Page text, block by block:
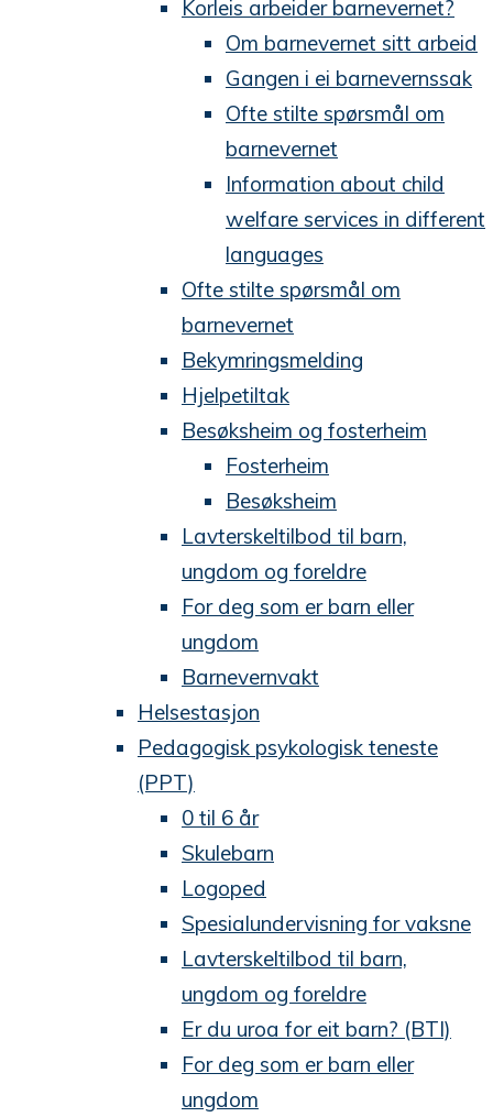
Korleis arbeider barnevernet?
Om barnevernet sitt arbeid
Gangen i ei barnevernssak
Ofte stilte spørsmål om
barnevernet
Information about child
welfare services in different
languages
Ofte stilte spørsmål om
barnevernet
Bekymringsmelding
Hjelpetiltak
Besøksheim og fosterheim
Fosterheim
Besøksheim
Lavterskeltilbod til barn,
ungdom og foreldre
For deg som er barn eller
ungdom
Barnevernvakt
Helsestasjon
Pedagogisk psykologisk teneste
(PPT)
0 til 6 år
Skulebarn
Logoped
Spesialundervisning for vaksne
Lavterskeltilbod til barn,
ungdom og foreldre
Er du uroa for eit barn? (BTI)
For deg som er barn eller
ungdom